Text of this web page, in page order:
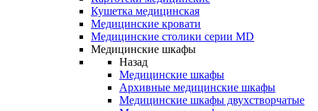
Кушетка медицинская
Медицинские кровати
Медицинские столики серии MD
Медицинские шкафы
Назад
Медицинские шкафы
Архивные медицинские шкафы
Медицинские шкафы двухстворчатые